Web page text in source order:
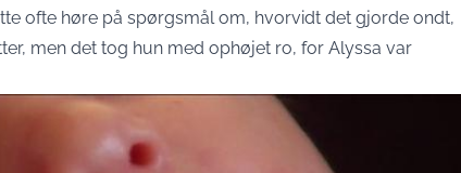
ofte høre på spørgsmål om, hvorvidt det gjorde ondt,
men det tog hun med ophøjet ro, for Alyssa var